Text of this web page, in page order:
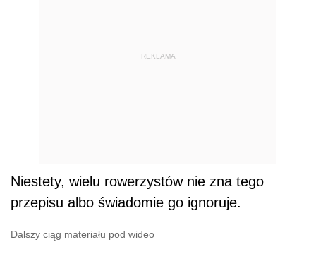
REKLAMA
Niestety, wielu rowerzystów nie zna tego
przepisu albo świadomie go ignoruje.
Dalszy ciąg materiału pod wideo